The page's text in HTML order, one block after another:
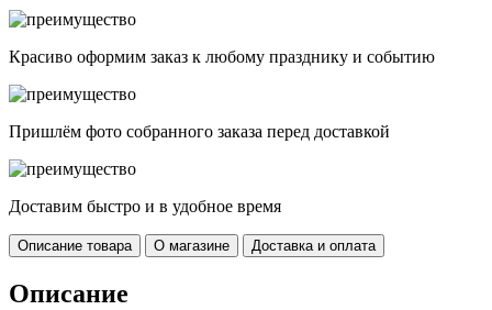
Красиво оформим заказ к любому празднику и событию
Пришлём фото собранного заказа перед доставкой
Доставим быстро и в удобное время
Описание товара О магазине Доставка и оплата
Описание